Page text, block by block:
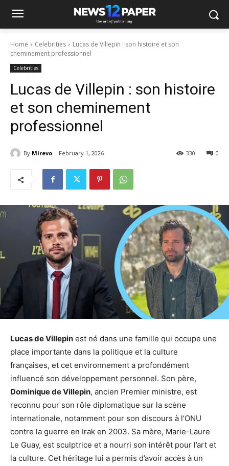
Home Celebrities
Lucas de Villepin : son histoire et son
cheminement professionnel
Celebrities
Lucas de Villepin : son histoire
et son cheminement
professionnel
By Mirevo February 1, 2026 0
330
Lucas de Villepin est né dans une famille qui occupe une
place importante dans la politique et la culture
françaises, et cet environnement a profondément
influencé son développement personnel. Son père,
Dominique de Villepin, ancien Premier ministre, est
reconnu pour son rôle diplomatique sur la scène
internationale, notamment pour son discours à l’ONU
contre la guerre en Irak en 2003. Sa mère, Marie-Laure
Le Guay, est sculptrice et a nourri son intérêt pour l’art et
la culture. Cet héritage lui a permis d’avoir accès à un